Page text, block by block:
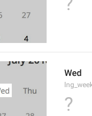
Wed
?